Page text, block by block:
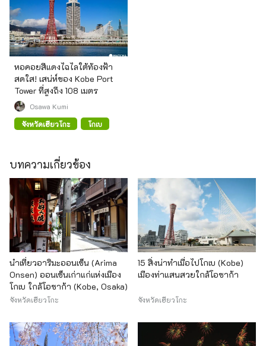
หอคอยสีแดงไฉไลใต้ท้องฟ้า
สดใส! เสน่ห์ของ Kobe Port
Tower ที่สูงถึง 108 เมตร
Osawa Kumi
จังหวัดเฮียวโกะ
โกเบ
บทความเกี่ยวข้อง
นำเที่ยวอาริมะออนเซ็น (Arima
Onsen) ออนเซ็นเก่าแก่แห่งเมือง
โกเบ ใกล้โอซาก้า (Kobe, Osaka)
จังหวัดเฮียวโกะ
15 สิ่งน่าทำเมื่อไปโกเบ (Kobe)
เมืองท่าแสนสวยใกล้โอซาก้า
จังหวัดเฮียวโกะ